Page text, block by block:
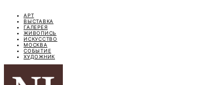
АРТ
ВЫСТАВКА
ГАЛЕРЕЯ
ЖИВОПИСЬ
ИСКУССТВО
МОСКВА
СОБЫТИЕ
ХУДОЖНИК